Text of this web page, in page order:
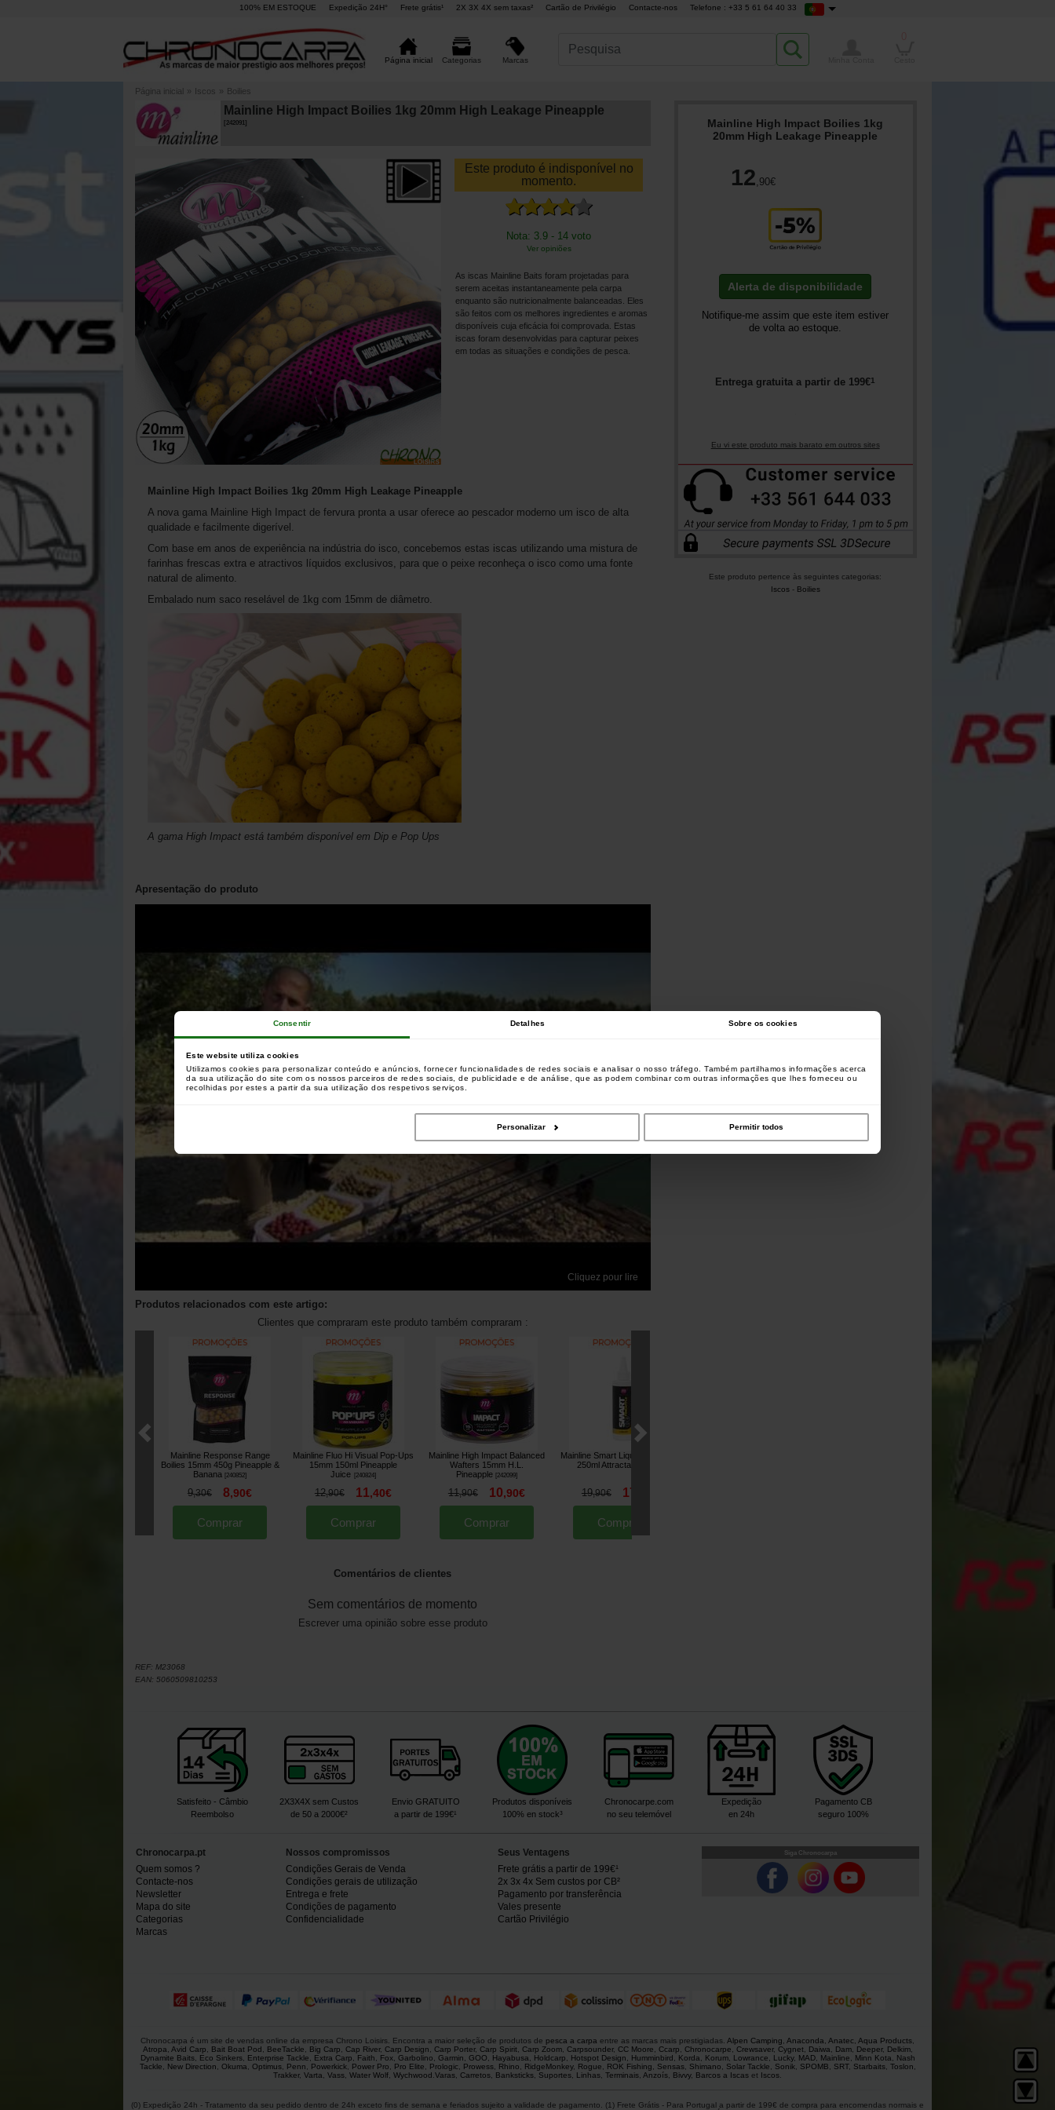
Consentir Detalhes Sobre os cookies
Este website utiliza cookies
Utilizamos cookies para personalizar conteúdo e anúncios, fornecer funcionalidades de redes sociais e analisar o nosso tráfego. Também partilhamos informações acerca
da sua utilização do site com os nossos parceiros de redes sociais, de publicidade e de análise, que as podem combinar com outras informações que lhes forneceu ou
recolhidas por estes a partir da sua utilização dos respetivos serviços.
Personalizar Permitir todos
100% EM ESTOQUE Expedição 24H° Frete grátis¹ 2X 3X 4X sem taxas² Cartão de Privilégio Contacte-nos Telefone : +33 5 61 64 40 33
Página inicial Categorias Marcas
Página inicial » Iscos » Boilies
Mainline High Impact Boilies 1kg 20mm High Leakage Pineapple
242091]
Este produto é indisponível no
momento.
Nota: 3.9 - 14 voto
Ver opiniões
As iscas Mainline Baits foram projetadas para
serem aceitas instantaneamente pela carpa
enquanto são nutricionalmente balanceadas. Eles
são feitos com os melhores ingredientes e aromas
disponíveis cuja eficácia foi comprovada. Estas
iscas foram desenvolvidas para capturar peixes
em todas as situações e condições de pesca.
Mainline High Impact Boilies 1kg
20mm High Leakage Pineapple
12,90€
Alerta de disponibilidade
Notifique-me assim que este item estiver
de volta ao estoque.
Entrega gratuita a partir de 199€1
Eu vi este produto mais barato em outros sites
Este produto pertence às seguintes categorias:
Iscos- Boilies
Mainline High Impact Boilies 1kg 20mm High Leakage Pineapple
A nova gama Mainline High Impact de fervura pronta a usar oferece ao pescador moderno um isco de alta
qualidade e facilmente digerível.
Com base em anos de experiência na indústria do isco, concebemos estas iscas utilizando uma mistura de
farinhas frescas extra e atractivos líquidos exclusivos, para que o peixe reconheça o isco como uma fonte
natural de alimento.
Embalado num saco reselável de 1kg com 15mm de diâmetro.
A gama High Impact está também disponível em Dip e Pop Ups
Apresentação do produto
Cliquez pour lire
Produtos relacionados com este artigo:
Clientes que compraram este produto também compraram :
Mainline Response Range
Boilies 15mm 450g Pineapple &
Banana
[240852]
9,30€ 8,90€
Comprar
Mainline Fluo Hi Visual Pop-Ups
15mm 150ml Pineapple
Juice
240824]
12,90€ 11,40€
Comprar
Mainline High Impact Balanced
Wafters 15mm H.L.
Pineapple [242099]
11,90€ 10,90€
Comprar
Mainline Smart Liquid Pineapple
250ml Attractant
19,90€ 17
Comprar
Comentários de clientes
Sem comentários de momento
Escrever uma opinião sobre esse produto
REF: M23068
EAN: 5060509810253
Satisfeito - Câmbio
Reembolso
2X3X4X sem Custos
de 50 a 2000€²
Envio GRATUITO
a partir de 199€¹
Produtos disponíveis
100% en stock³
Chronocarpe.com
no seu telemóvel
Expedição
en 24h
Pagamento CB
seguro 100%
Chronocarpa.pt
Quem somos ?
Contacte-nos
Newsletter
Mapa do site
Categorias
Marcas
Nossos compromissos
Condições Gerais de Venda
Condições gerais de utilização
Entrega e frete
Condições de pagamento
Confidencialidade
Seus Ventagens
Frete grátis a partir de 199€¹
2x 3x 4x Sem custos por CB²
Pagamento por transferência
Vales presente
Cartão Privilégio
Siga Chronocarpa
Chronocarpa é um site de vendas online da empresa Chrono Loisirs. Encontra a maior seleção de produtos de pesca a carpa entre as marcas mais prestigiadas. Alpen Camping, Anaconda, Anatec, Aqua Products,
Atropa, Avid Carp, Bait Boat Pod , BeeTackle, Big Carp, Cap River, Carp Design, Carp Porter, Carp Spirit, Carp Zoom, Carpsounder, CC Moore, Ccarp, Chronocarpe, Crewsaver, Cygnet, Daiwa, Dam, Deeper, Delkim,
Dynamite Baits, Eco Sinkers, Enterprise Tackle, Extra Carp, Faith, Fox, Garbolino, Garmin, GOO, Hayabusa, Holdcarp, Hotspot Design, Humminbird , Korda, Korum, Lowrance, Lucky, MAD, Mainline, Minn Kota, Nash
Tackle, New Direction, Okuma, Optimus, Penn, Powerkick, Power Pro, Pro Elite, Prologic, Prowess, Rhino, RidgeMonkey, Rogue, ROK Fishing, Sensas, Shimano, Solar Tackle, Sonik, SPOMB, SRT, Starbaits, Toslon,
Trakker, Varta, Vass, Water Wolf, Wychwood .Varas, Carretos, Banksticks, Suportes, Linhas, Terminais, Anzoís, Bivvy, Barcos a Iscas et Iscos.
(0) Expedição 24h - Tratamento da seu pedido dentro de 24h exceto fins de semana e feriados sujeito a validade de pagamento. (1) Frete Grátis - Para Portugal a partir de 199€ de compra para encomendas normais e